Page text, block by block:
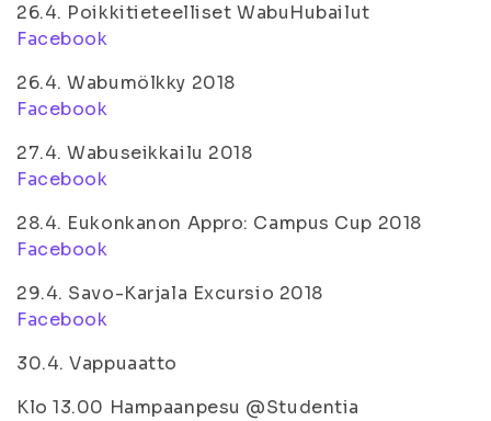
26.4. Poikkitieteelliset WabuHubailut
Facebook
26.4. Wabumölkky 2018
Facebook
27.4. Wabuseikkailu 2018
Facebook
28.4. Eukonkanon Appro: Campus Cup 2018
Facebook
29.4. Savo-Karjala Excursio 2018
Facebook
30.4. Vappuaatto
Klo 13.00 Hampaanpesu @Studentia